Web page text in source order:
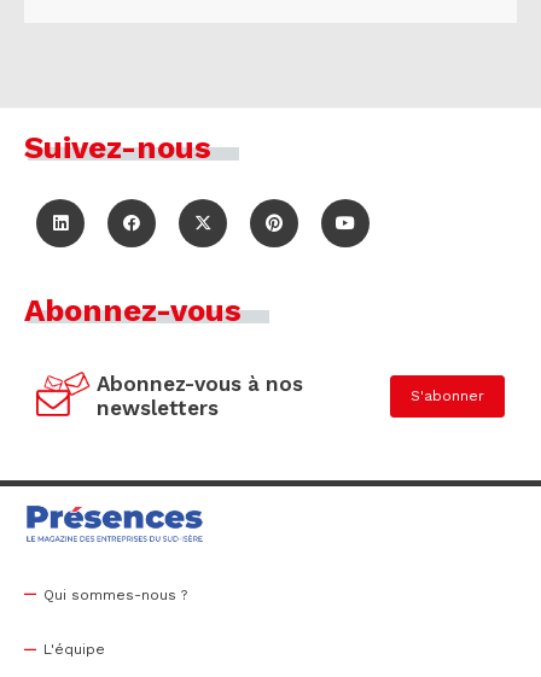
Suivez-nous
Abonnez-vous
Abonnez-vous à nos
newsletters
S'abonner
Qui sommes-nous ?
L'équipe